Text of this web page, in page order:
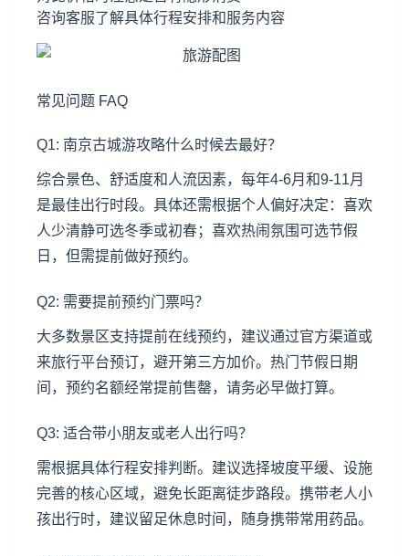
咨询客服了解具体行程安排和服务内容
常见问题 FAQ
Q1: 南京古城游攻略什么时候去最好？
综合景色、舒适度和人流因素，每年4-6月和9-11月
是最佳出行时段。具体还需根据个人偏好决定：喜欢
人少清静可选冬季或初春；喜欢热闹氛围可选节假
日，但需提前做好预约。
Q2: 需要提前预约门票吗？
大多数景区支持提前在线预约，建议通过官方渠道或
来旅行平台预订，避开第三方加价。热门节假日期
间，预约名额经常提前售罄，请务必早做打算。
Q3: 适合带小朋友或老人出行吗？
需根据具体行程安排判断。建议选择坡度平缓、设施
完善的核心区域，避免长距离徒步路段。携带老人小
孩出行时，建议留足休息时间，随身携带常用药品。